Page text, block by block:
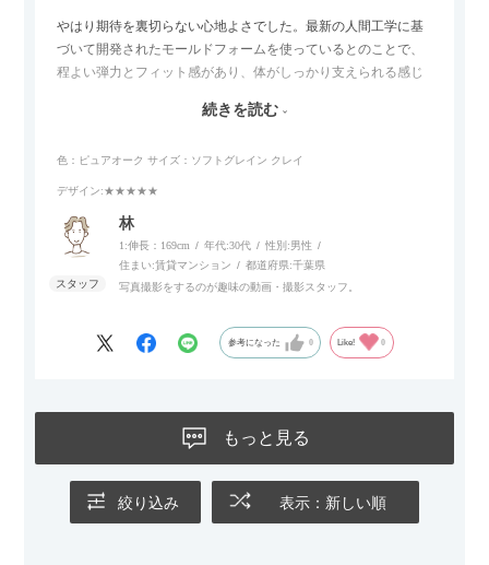
やはり期待を裏切らない心地よさでした。最新の人間工学に基
づいて開発されたモールドフォームを使っているとのことで、
程よい弾力とフィット感があり、体がしっかり支えられる感じ
リラックスタイムによさそうでした。回転タイプなので、個人
す。
続きを読む
色：ピュアオーク サイズ：ソフトグレイン クレイ
デザイン:★★★★★
林
1:伸長：169cm 年代:30代 性別:男性
住まい:賃貸マンション 都道府県:千葉県
写真撮影をするのが趣味の動画・撮影スタッフ。
参考になった 0 Like! 0
もっと見る
絞り込み 表示：新しい順